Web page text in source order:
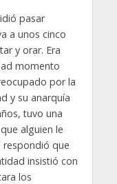
pasar
a unos cinco
y orar. Era
momento
por la
y su anarquía
tuvo una
alguien le
respondió que
insistió con
los